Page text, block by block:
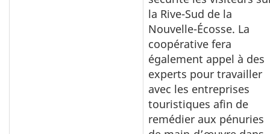
la Rive-Sud de la
Nouvelle-Écosse. La
coopérative fera
également appel à des
experts pour travailler
avec les entreprises
touristiques afin de
remédier aux pénuries